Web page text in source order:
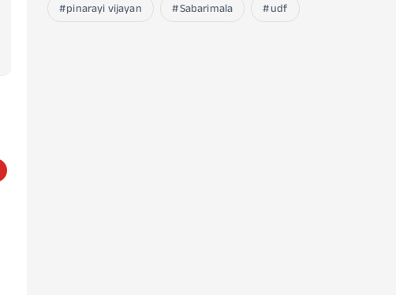
pinarayi vijayan
Sabarimala udf